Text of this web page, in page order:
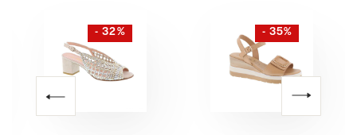
- 32% - 35%